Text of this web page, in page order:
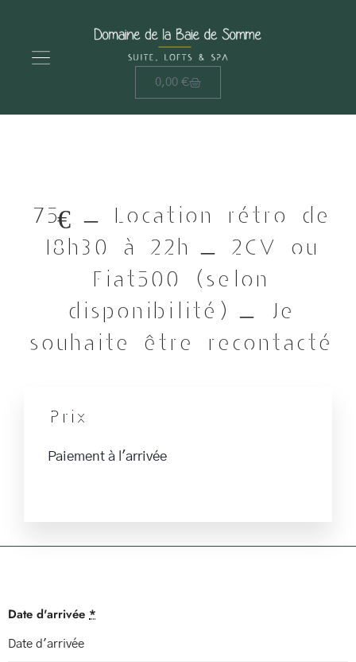
0,00 €
75€ – Location rétro de
18h30 à 22h – 2CV ou
Fiat500 (selon
disponibilité) – Je
souhaite être recontacté
Prix
Paiement à l'arrivée
Date d'arrivée *